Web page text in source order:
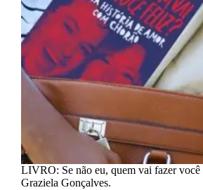
LIVRO: Se não eu, quem vai fazer você
Graziela Gonçalves.